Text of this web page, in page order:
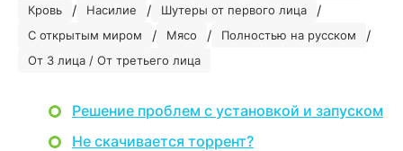
Кровь / Насилие / Шутеры от первого лица /
С открытым миром / Мясо / Полностью на русском /
От 3 лица / От третьего лица
Решение проблем с установкой и запуском
Не скачивается торрент?